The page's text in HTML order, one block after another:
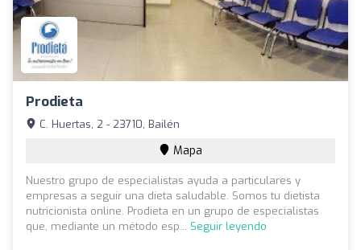
Prodieta
C. Huertas, 2 - 23710, Bailén
Mapa
Nuestro grupo de especialistas ayuda a particulares y
empresas a seguir una dieta saludable. Somos tu dietista
nutricionista online. Prodieta en un grupo de especialistas
que, mediante un método esp... Seguir leyendo